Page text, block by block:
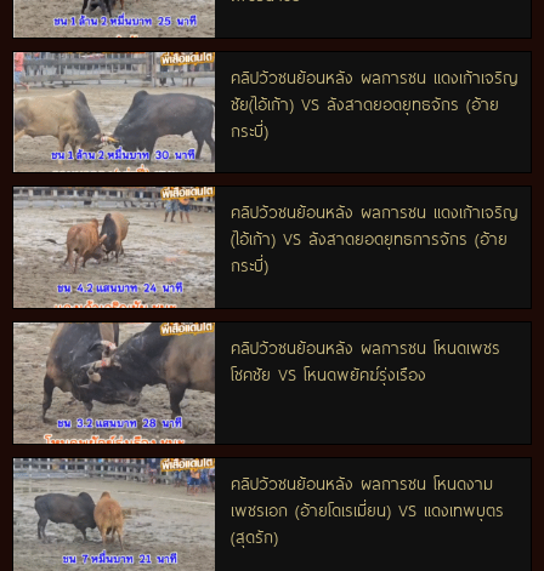
คลิปวัวชนย้อนหลัง ผลการชน แดงเก้าเจริญ
ชัย(ไอ้เก้า) VS ลังสาดยอดยุทธจักร (อ้าย
กระบี่)
คลิปวัวชนย้อนหลัง ผลการชน แดงเก้าเจริญ
(ไอ้เก้า) VS ลังสาดยอดยุทธการจักร (อ้าย
กระบี่)
คลิปวัวชนย้อนหลัง ผลการชน โหนดเพชร
โชคชัย VS โหนดพยัคฆ์รุ่งเรือง
คลิปวัวชนย้อนหลัง ผลการชน โหนดงาม
เพชรเอก (อ้ายโดเรเมี่ยน) VS แดงเทพบุตร
(สุดรัก)